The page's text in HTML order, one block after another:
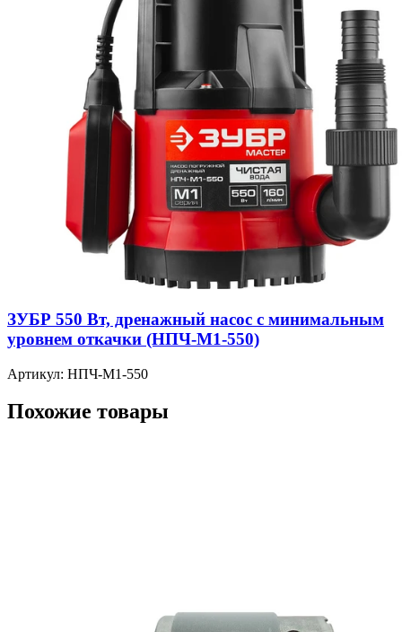
ЗУБР 550 Вт, дренажный насос с минимальным
уровнем откачки (НПЧ-М1-550)
Артикул: НПЧ-М1-550
Похожие товары